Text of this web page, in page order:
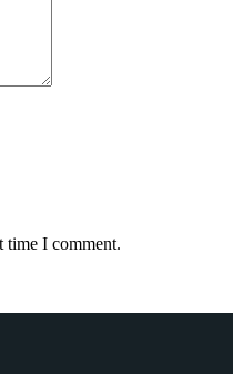
time I comment.